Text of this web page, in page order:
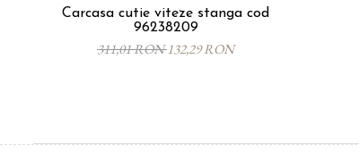
Carcasa cutie viteze stanga cod
96238209
311,01 RON132,29 RON